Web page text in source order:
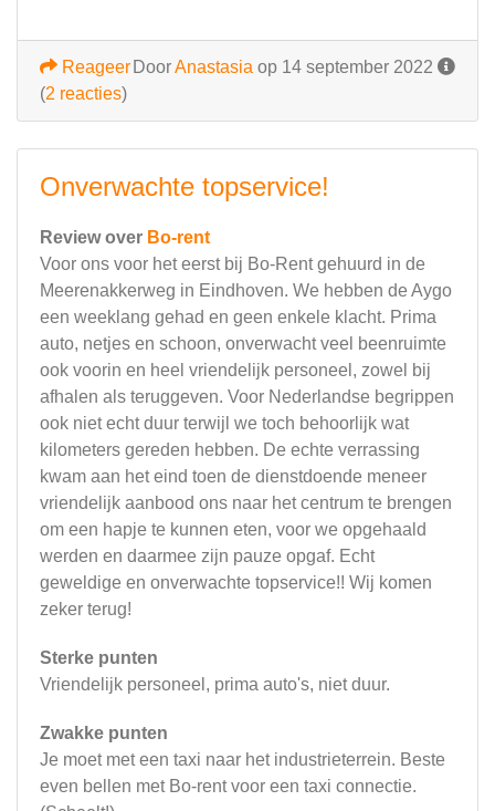
DoorAnastasia op 14 september 2022
Reageer
(2 reacties)
Onverwachte topservice!
Review over Bo-rent
Voor ons voor het eerst bij Bo-Rent gehuurd in de
Meerenakkerweg in Eindhoven. We hebben de Aygo
een weeklang gehad en geen enkele klacht. Prima
auto, netjes en schoon, onverwacht veel beenruimte
ook voorin en heel vriendelijk personeel, zowel bij
afhalen als teruggeven. Voor Nederlandse begrippen
ook niet echt duur terwijl we toch behoorlijk wat
kilometers gereden hebben. De echte verrassing
kwam aan het eind toen de dienstdoende meneer
vriendelijk aanbood ons naar het centrum te brengen
om een hapje te kunnen eten, voor we opgehaald
werden en daarmee zijn pauze opgaf. Echt
geweldige en onverwachte topservice!! Wij komen
zeker terug!
Sterke punten
Vriendelijk personeel, prima auto's, niet duur.
Zwakke punten
Je moet met een taxi naar het industrieterrein. Beste
even bellen met Bo-rent voor een taxi connectie.